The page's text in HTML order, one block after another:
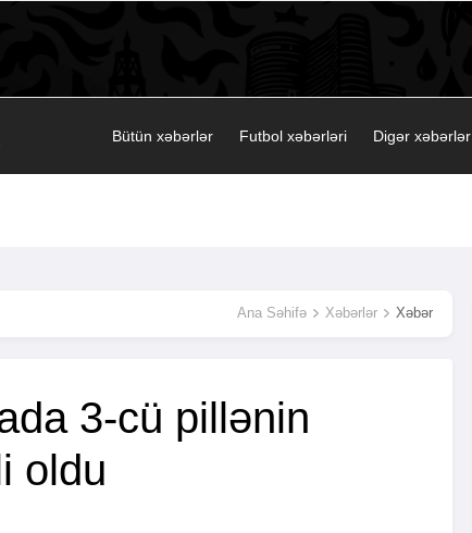
Bütün xəbərlər Futbol xəbərləri Digər xəbərlər
Ana Səhifə Xəbərlər Xəbər
3-cü pillənin
oldu